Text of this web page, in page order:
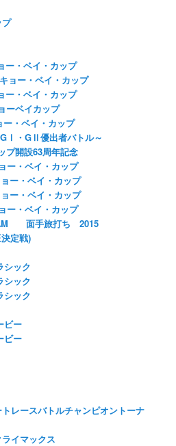
ー・ベイ・カップ
ョー・ベイ・カップ
ー・ベイ・カップ
ーベイカップ
・ベイ・カップ
・GⅡ優出者バトル～
プ開設63周年記念
ー・ベイ・カップ
ー・ベイ・カップ
ー・ベイ・カップ
ー・ベイ・カップ
面手旅打ち 2015
定戦)
シック
シック
シック
ビー
ビー
レースバトルチャンピオントーナ
イマックス